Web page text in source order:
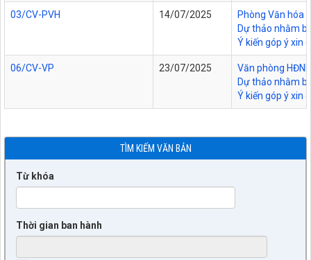
03/CV-PVH 14/07/2025
Phòng Văn hóa
Dự thảo nhằm
Ý kiến góp ý xin
06/CV-VP 23/07/2025
Văn phòng
Dự thảo nhằm
Ý kiến góp ý xin
TÌM KIẾM VĂN BẢN
Từ khóa
Thời gian ban hành